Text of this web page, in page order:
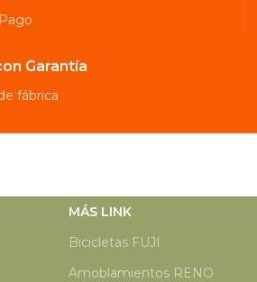
Garantía
fábrica
MÁS LINK
Bicicletas FUJI
Amoblamientos RENO